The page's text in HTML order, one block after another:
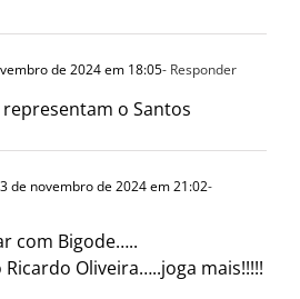
de 2024 em 18:05- Responder
representam o Santos
3 de novembro de 2024 em 21:02-
com Bigode…..
Oliveira…..joga mais!!!!!